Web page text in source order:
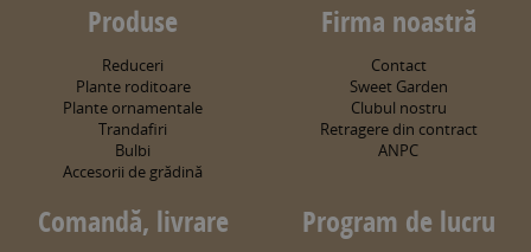
Produse
Reduceri
Plante roditoare
Plante ornamentale
Trandafiri
Bulbi
Accesorii de grădină
Firma noastră
Contact
Sweet Garden
Clubul nostru
Retragere din contract
ANPC
Comandă, livrare Program de lucru